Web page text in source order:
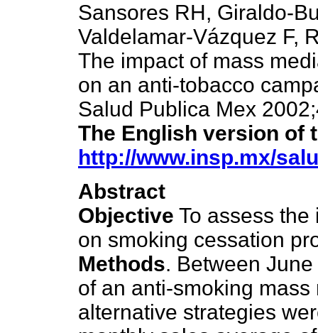
Sansores RH, Giraldo-
Valdelamar-Vázquez F,
The impact of mass
on an anti-tobacco
Salud Publica Mex
The English version of
http://www.insp.mx/
Abstract
Objective To assess
on smoking cessation
Methods. Between
of an anti-smoking
alternative strategies